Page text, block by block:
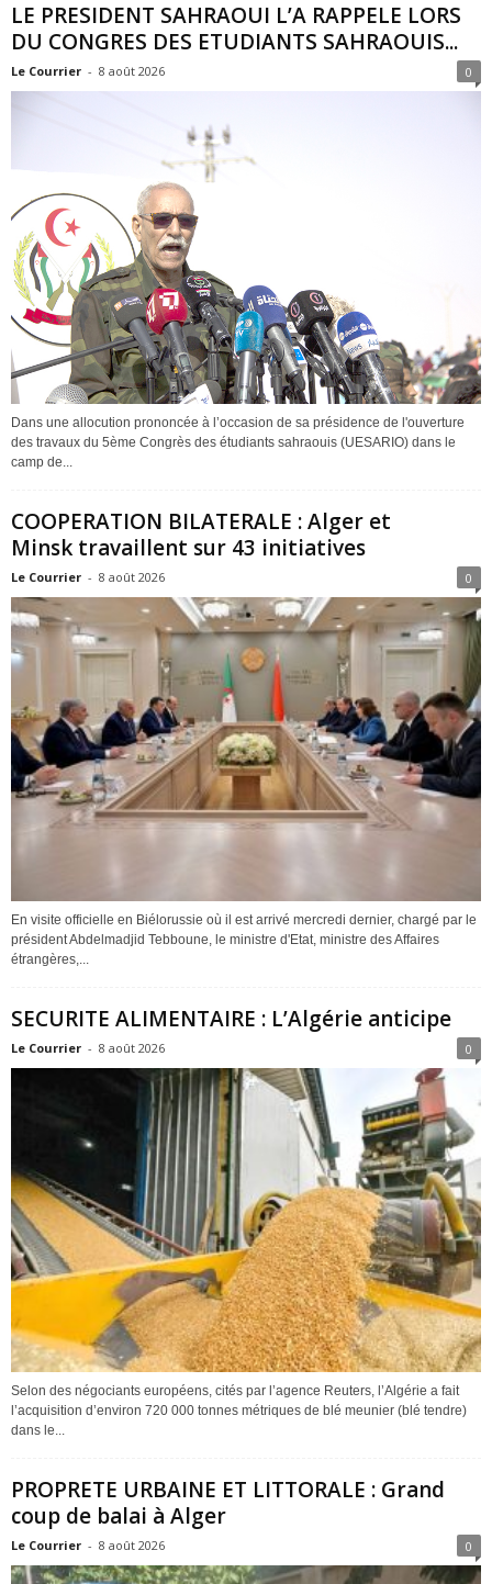
LE PRESIDENT SAHRAOUI L’A RAPPELE LORS
DU CONGRES DES ETUDIANTS SAHRAOUIS...
Le Courrier - 8 août 2026 0
Dans une allocution prononcée à l’occasion de sa présidence de l'ouverture
des travaux du 5ème Congrès des étudiants sahraouis (UESARIO) dans le
camp de...
COOPERATION BILATERALE : Alger et
Minsk travaillent sur 43 initiatives
Le Courrier - 8 août 2026 0
En visite officielle en Biélorussie où il est arrivé mercredi dernier, chargé par le
président Abdelmadjid Tebboune, le ministre d'Etat, ministre des Affaires
étrangères,...
SECURITE ALIMENTAIRE : L’Algérie anticipe
Le Courrier - 8 août 2026 0
Selon des négociants européens, cités par l’agence Reuters, l’Algérie a fait
l’acquisition d’environ 720 000 tonnes métriques de blé meunier (blé tendre)
dans le...
PROPRETE URBAINE ET LITTORALE : Grand
coup de balai à Alger
Le Courrier - 8 août 2026 0